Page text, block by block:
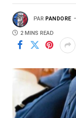
PAR PANDORE
2 MINS READ